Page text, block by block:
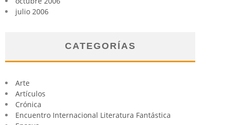
julio 2006
CATEGORÍAS
Arte
Artículos
Crónica
Encuentro Internacional Literatura Fantástica